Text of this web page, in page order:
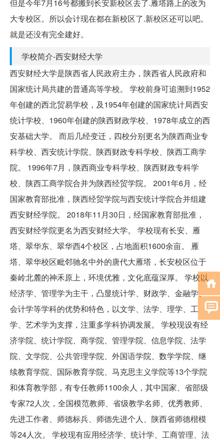
但是今年7月16号都搬到长安新校区去了.雁塔路上的改为
大专校区。所以会计现在都在新校区了.新校区还可以吧。
就是还没有完全建好。
学校简介-西安财经大学
西安财经大学是陕西省人民政府主办，陕西省人民政府和
国家统计局共建的普通高等学校。 学校前身可追溯到1952
年创建的西北贸易学校，及1954年创建的国家统计局西安
统计学校、1960年创建的陕西财政学校、1978年成立的西
安基础大学。 而后几经变迁，四校分别更名为陕西商业专
科学校、西安统计学院、陕西财政专科学校、陕西工商学
院。 1996年7月，陕西商业专科学校、陕西财政专科学
校、陕西工商学院合并为陕西经贸学院。 2001年6月，经
国家教育部批准，陕西经贸学院与西安统计学院合并组建
西安财经学院。 2018年11月30日，经国家教育部批准，
西安财经学院更名为西安财经大学。 学校现有长安、雁
塔、翠华东、翠华西4个校区，占地面积1600余亩。 雁
塔、翠华校区毗邻驰名中外的唐代大雁塔，长安校区位于
秦岭北麓的神禾原上，环境优雅，文化底蕴深厚。 学校以
经济学、管理学为主干，凸显统计学、财政学、金融学、
会计学等学科的优势和特色，以文学、法学、理学、工
学、艺术学为支撑，注重多学科协调发展。 学校现设有经
济学院、统计学院、商学院、管理学院、信息学院、法学
院、文学院、公共管理学院、外国语学院、数学学院、继
续教育学院、国际教育学院、马克思主义学院等13个学院
和体育教学部，有专任教师1100余人，其中国家、省部级
专家72人次，全国模范教师、省级教学名师、优秀教师、
先进工作者、师德标兵、师德先进个人、陕西省师德楷模
等24人次。 学校现有应用经济学、统计学、工商管理、法